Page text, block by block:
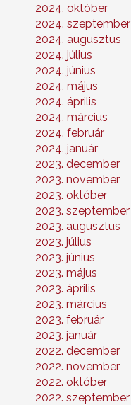
2024. október
2024. szeptember
2024. augusztus
2024. július
2024. június
2024. május
2024. április
2024. március
2024. február
2024. január
2023. december
2023. november
2023. október
2023. szeptember
2023. augusztus
2023. július
2023. június
2023. május
2023. április
2023. március
2023. február
2023. január
2022. december
2022. november
2022. október
2022. szeptember